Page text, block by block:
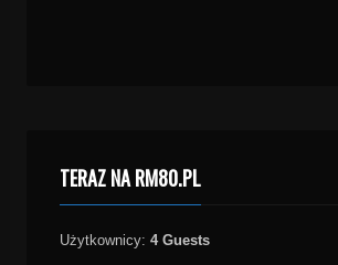
TERAZ NA RM80.PL
Użytkownicy: 4 Guests